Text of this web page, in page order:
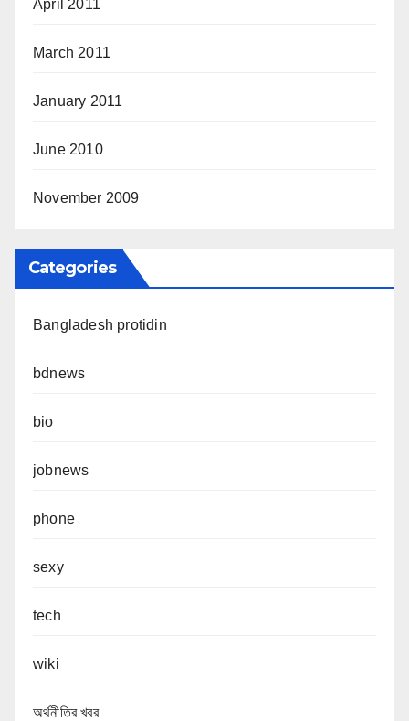
April 2011
March 2011
January 2011
June 2010
November 2009
Categories
Bangladesh protidin
bdnews
bio
jobnews
phone
sexy
tech
wiki
অর্থনীতির খবর